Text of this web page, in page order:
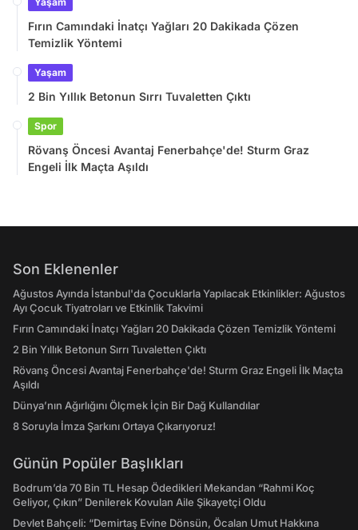
Fırın Camındaki İnatçı Yağları 20 Dakikada Çözen
Temizlik Yöntemi
Yaşam
2 Bin Yıllık Betonun Sırrı Tuvaletten Çıktı
Spor
Rövanş Öncesi Avantaj Fenerbahçe'de! Sturm Graz
Engeli İlk Maçta Aşıldı
Son Eklenenler
Ağustos Ayında İstanbul'da Çocuklarla Yapılacak Etkinlikler: Ağustos
Ayı Çocuk Tiyatroları ve Etkinlik Takvimi
Fırın Camındaki İnatçı Yağları 20 Dakikada Çözen Temizlik Yöntemi
2 Bin Yıllık Betonun Sırrı Tuvaletten Çıktı
Rövanş Öncesi Avantaj Fenerbahçe'de! Sturm Graz Engeli İlk Maçta
Aşıldı
Dünya’nın Ağırlığını Ölçmek İçin Bir Dağ Kullandılar
8 Soruyla İmza Şarkını Ortaya Çıkarıyoruz!
Günün Popüler Başlıkları
Bodrum’da 70 Bin TL Hesap Ödedikleri Mekandan “Rahmi Koç
Geliyor, Çıkın” Denilerek Kovulan Aile Şikayetçi Oldu
Devlet Bahçeli: “Demirtaş Evine Dönsün, Öcalan Umut Hakkına